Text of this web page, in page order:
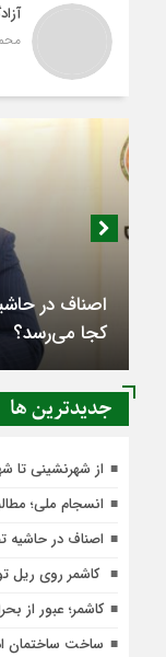
اصناف در حاشیه
کجا می‌رسد؟
جديدترين ها
از شهرنشینی تا
انسجام ملی؛
اصناف در حاشیه
کاشمر روی ریل
کاشمر؛ عبور از
ساخت ساختمان